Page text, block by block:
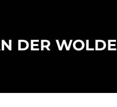
DER WOLDE